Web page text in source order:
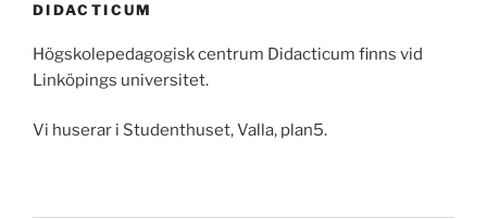
DIDACTICUM
Högskolepedagogisk centrum Didacticum finns vid
Linköpings universitet.
Vi huserar i Studenthuset, Valla, plan5.